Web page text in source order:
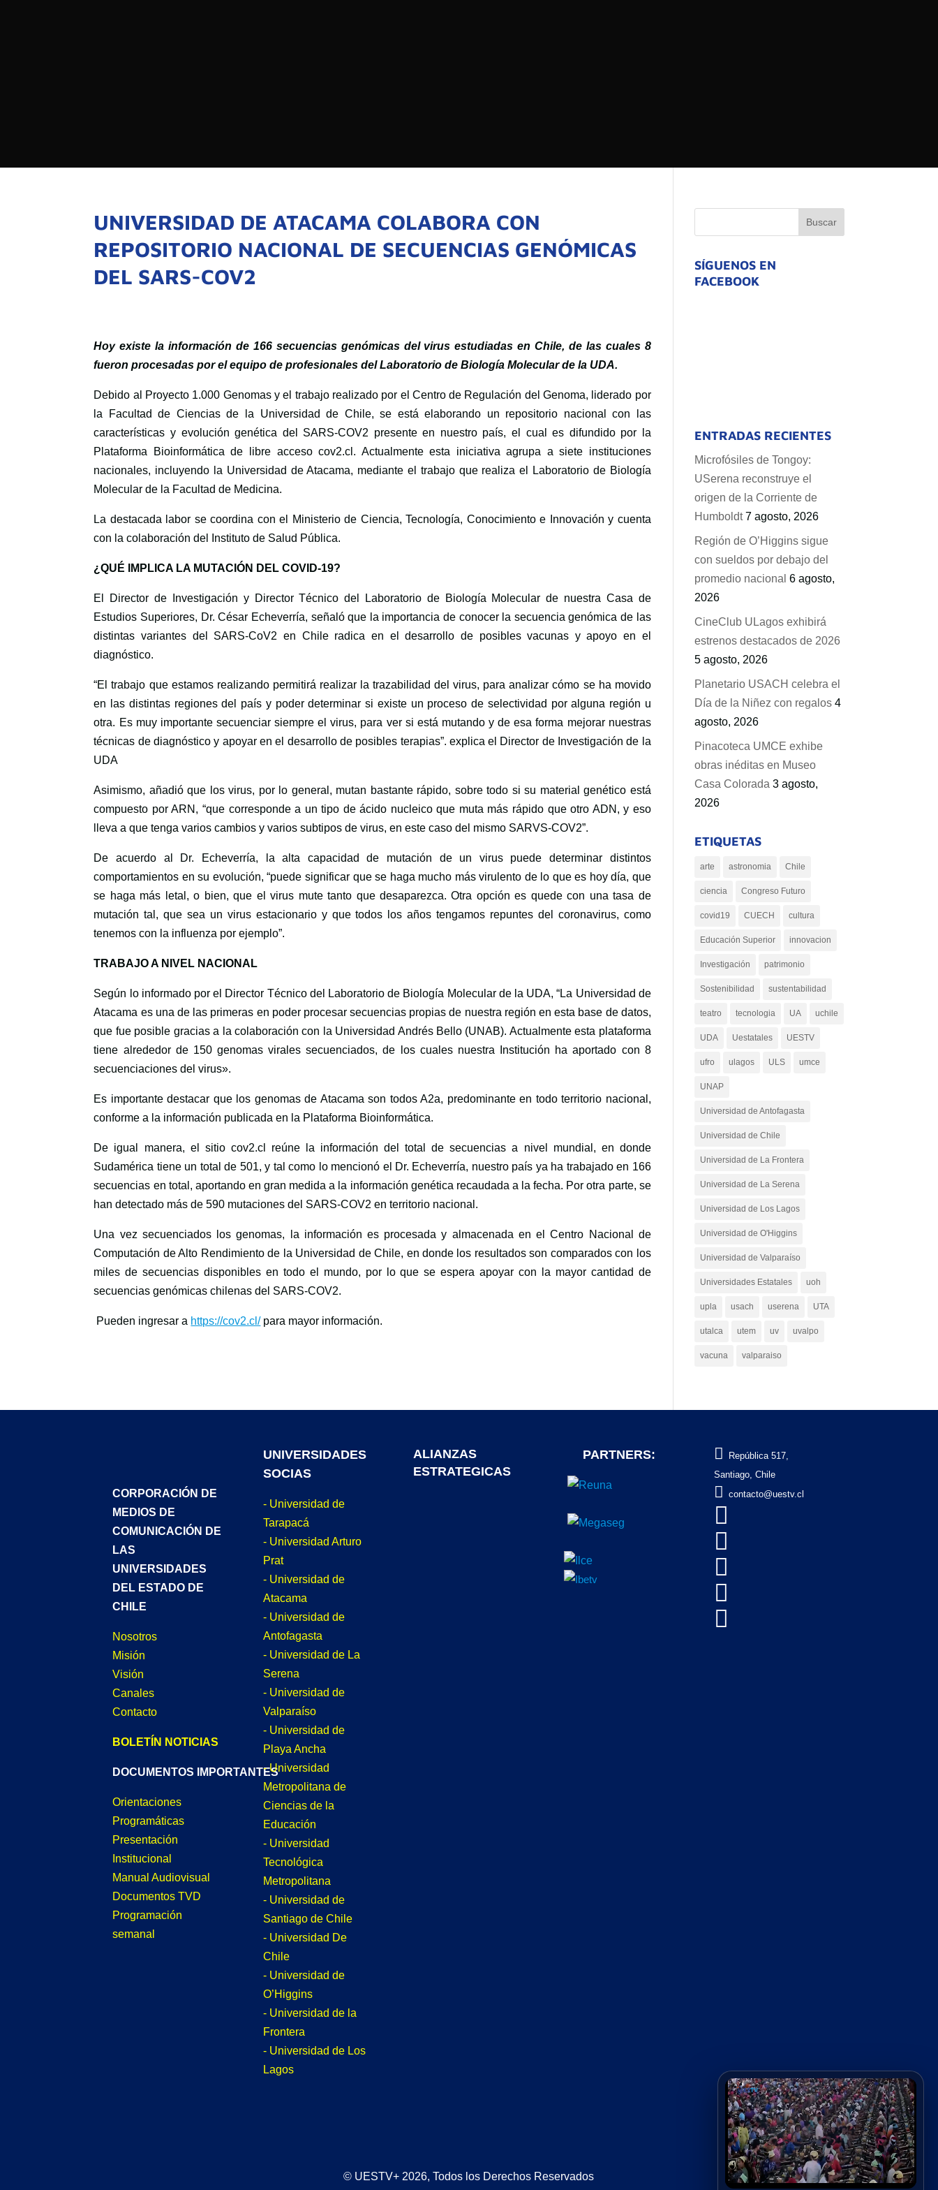
VISIÓN
NUESTRO EQUIPO
UNIVERSIDAD DE ATACAMA COLABORA CON
REPOSITORIO NACIONAL DE SECUENCIAS GENÓMICAS
DEL SARS-COV2
Hoy existe la información de 166 secuencias genómicas del virus estudiadas en Chile, de las cuales 8
fueron procesadas por el equipo de profesionales del Laboratorio de Biología Molecular de la UDA.
Debido al Proyecto 1.000 Genomas y el trabajo realizado por el Centro de Regulación del Genoma, liderado por
la Facultad de Ciencias de la Universidad de Chile, se está elaborando un repositorio nacional con las
características y evolución genética del SARS-COV2 presente en nuestro país, el cual es difundido por la
Plataforma Bioinformática de libre acceso cov2.cl. Actualmente esta iniciativa agrupa a siete instituciones
nacionales, incluyendo la Universidad de Atacama, mediante el trabajo que realiza el Laboratorio de Biología
Molecular de la Facultad de Medicina.
La destacada labor se coordina con el Ministerio de Ciencia, Tecnología, Conocimiento e Innovación y cuenta
con la colaboración del Instituto de Salud Pública.
¿QUÉ IMPLICA LA MUTACIÓN DEL COVID-19?
El Director de Investigación y Director Técnico del Laboratorio de Biología Molecular de nuestra Casa de
Estudios Superiores, Dr. César Echeverría, señaló que la importancia de conocer la secuencia genómica de las
distintas variantes del SARS-CoV2 en Chile radica en el desarrollo de posibles vacunas y apoyo en el
diagnóstico.
“El trabajo que estamos realizando permitirá realizar la trazabilidad del virus, para analizar cómo se ha movido
en las distintas regiones del país y poder determinar si existe un proceso de selectividad por alguna región u
otra. Es muy importante secuenciar siempre el virus, para ver si está mutando y de esa forma mejorar nuestras
técnicas de diagnóstico y apoyar en el desarrollo de posibles terapias”. explica el Director de Investigación de la
UDA
Asimismo, añadió que los virus, por lo general, mutan bastante rápido, sobre todo si su material genético está
compuesto por ARN, “que corresponde a un tipo de ácido nucleico que muta más rápido que otro ADN, y eso
lleva a que tenga varios cambios y varios subtipos de virus, en este caso del mismo SARVS-COV2”.
De acuerdo al Dr. Echeverría, la alta capacidad de mutación de un virus puede determinar distintos
comportamientos en su evolución, “puede significar que se haga mucho más virulento de lo que es hoy día, que
se haga más letal, o bien, que el virus mute tanto que desaparezca. Otra opción es quede con una tasa de
mutación tal, que sea un virus estacionario y que todos los años tengamos repuntes del coronavirus, como
tenemos con la influenza por ejemplo”.
TRABAJO A NIVEL NACIONAL
Según lo informado por el Director Técnico del Laboratorio de Biología Molecular de la UDA, “La Universidad de
Atacama es una de las primeras en poder procesar secuencias propias de nuestra región en esta base de datos,
que fue posible gracias a la colaboración con la Universidad Andrés Bello (UNAB). Actualmente esta plataforma
tiene alrededor de 150 genomas virales secuenciados, de los cuales nuestra Institución ha aportado con 8
secuenciaciones del virus».
Es importante destacar que los genomas de Atacama son todos A2a, predominante en todo territorio nacional,
conforme a la información publicada en la Plataforma Bioinformática.
De igual manera, el sitio cov2.cl reúne la información del total de secuencias a nivel mundial, en donde
Sudamérica tiene un total de 501, y tal como lo mencionó el Dr. Echeverría, nuestro país ya ha trabajado en 166
secuencias en total, aportando en gran medida a la información genética recaudada a la fecha. Por otra parte, se
han detectado más de 590 mutaciones del SARS-COV2 en territorio nacional.
Una vez secuenciados los genomas, la información es procesada y almacenada en el Centro Nacional de
Computación de Alto Rendimiento de la Universidad de Chile, en donde los resultados son comparados con los
miles de secuencias disponibles en todo el mundo, por lo que se espera apoyar con la mayor cantidad de
secuencias genómicas chilenas del SARS-COV2.
Pueden ingresar a https://cov2.cl/para mayor información.
SÍGUENOS EN
FACEBOOK
ENTRADAS RECIENTES
Microfósiles de Tongoy:
USerena reconstruye el
origen de la Corriente de
Humboldt 7 agosto, 2026
Región de O’Higgins sigue
con sueldos por debajo del
promedio nacional 6 agosto,
2026
CineClub ULagos exhibirá
estrenos destacados de 2026
5 agosto, 2026
Planetario USACH celebra el
Día de la Niñez con regalos 4
agosto, 2026
Pinacoteca UMCE exhibe
obras inéditas en Museo
Casa Colorada 3 agosto,
2026
ETIQUETAS
arte astronomia Chile
ciencia Congreso Futuro
covid19 CUECH cultura
Educación Superior innovacion
Investigación patrimonio
Sostenibilidad sustentabilidad
teatro tecnologia UA uchile
UDA Uestatales UESTV
ufro ulagos ULS umce
UNAP
Universidad de Antofagasta
Universidad de Chile
Universidad de La Frontera
Universidad de La Serena
Universidad de Los Lagos
Universidad de O'Higgins
Universidad de Valparaíso
Universidades Estatales uoh
upla usach userena UTA
utalca utem uv uvalpo
vacuna valparaiso
CORPORACIÓN DE
MEDIOS DE
COMUNICACIÓN DE
LAS
UNIVERSIDADES
DEL ESTADO DE
CHILE
Nosotros
Misión
Visión
Canales
Contacto
BOLETÍN NOTICIAS
DOCUMENTOS IMPORTANTES
Orientaciones
Programáticas
Presentación
Institucional
Manual Audiovisual
Documentos TVD
Programación
semanal
UNIVERSIDADES
SOCIAS
- Universidad de
Tarapacá
- Universidad Arturo
Prat
- Universidad de
Atacama
- Universidad de
Antofagasta
- Universidad de La
Serena
- Universidad de
Valparaíso
- Universidad de
Playa Ancha
- Universidad
Metropolitana de
Ciencias de la
Educación
- Universidad
Tecnológica
Metropolitana
- Universidad de
Santiago de Chile
- Universidad De
Chile
- Universidad de
O’Higgins
- Universidad de la
Frontera
- Universidad de Los
Lagos
ALIANZAS
ESTRATEGICAS
PARTNERS: 
República 517,
Santiago, Chile
 contacto@uestv.cl





© UESTV+ 2026, Todos los Derechos Reservados